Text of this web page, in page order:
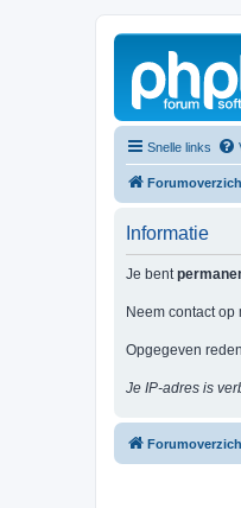
Snelle links
Informatie
Je bent
Neem contact op
Opgegeven
Je IP-adres is